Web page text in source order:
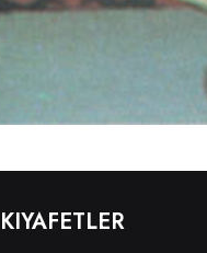
KIYAFETLER